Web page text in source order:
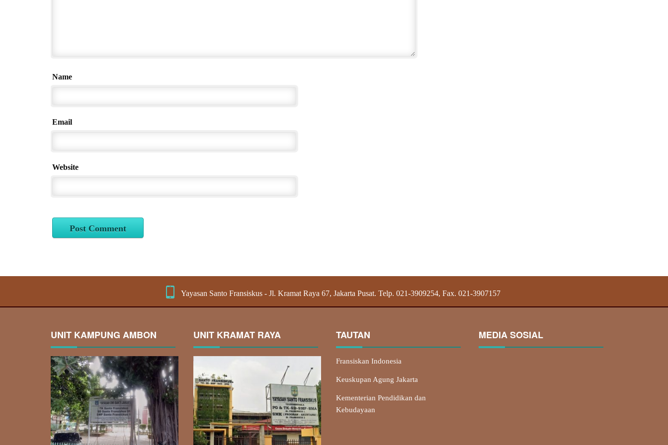
Name
Email
Website
Yayasan Santo Fransiskus - Jl. Kramat Raya 67, Jakarta Pusat. Telp. 021-3909254, Fax. 021-3907157
UNIT KAMPUNG AMBON UNIT KRAMAT RAYA TAUTAN
Fransiskan Indonesia
Keuskupan Agung Jakarta
Kementerian Pendidikan dan
Kebudayaan
MEDIA SOSIAL